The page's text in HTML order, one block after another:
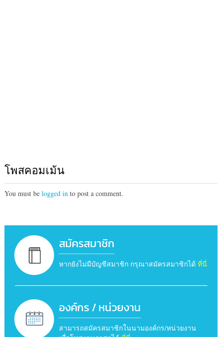
โพสคอมเม้น
You must be logged into post a comment.
สมัครสมาชิก
หากยังไม่มีบัญชีสมาชิก กรุณาสมัครสมาชิกได้ ที่นี่
องค์กร / หน่วยงาน
สามารถสมัครสมาชิกในนามองค์กร/หน่วยงาน